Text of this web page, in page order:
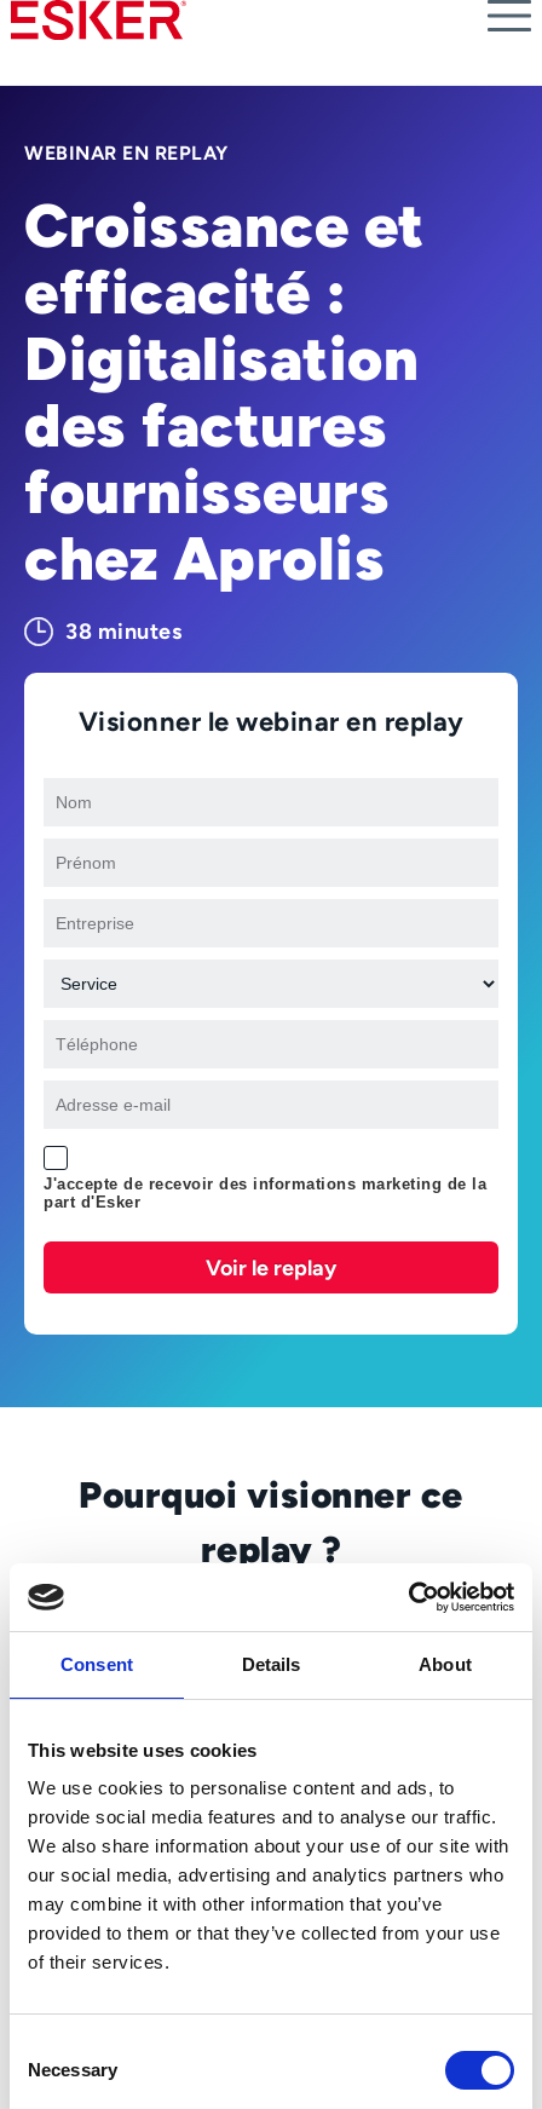
Consent Details About
This website uses cookies
We use cookies to personalise content and ads, to
provide social media features and to analyse our traffic.
We also share information about your use of our site with
our social media, advertising and analytics partners who
may combine it with other information that you’ve
provided to them or that they’ve collected from your use
of their services.
Selection
Necessary
Skip
to
content
WEBINAR EN REPLAY
Croissance et
efficacité :
Digitalisation
des factures
fournisseurs
chez Aprolis
38 minutes
Visionner le webinar en replay
J'accepte de recevoir des informations marketing de la
part d'Esker
Voir le replay
Pourquoi visionner ce
replay ?
Le 21 novembre 2024, a eu lieu la 10ème
édition de la Journée Utilisateurs Microsoft
du Dynsclub. A cette occasion, Aprolis a
partagé son retour d'expérience avec la
en replay !
Aprolis, leader européen dans la location
multimarque et multimatériel de
manutention, a choisi de digitaliser ses
factures fournisseurs avec Esker pour
améliorer la visibilité et la fluidité de ses
filiale du Groupe Monnoyeur à travers le
témoignage de Gilles Mendes, Chef de projet